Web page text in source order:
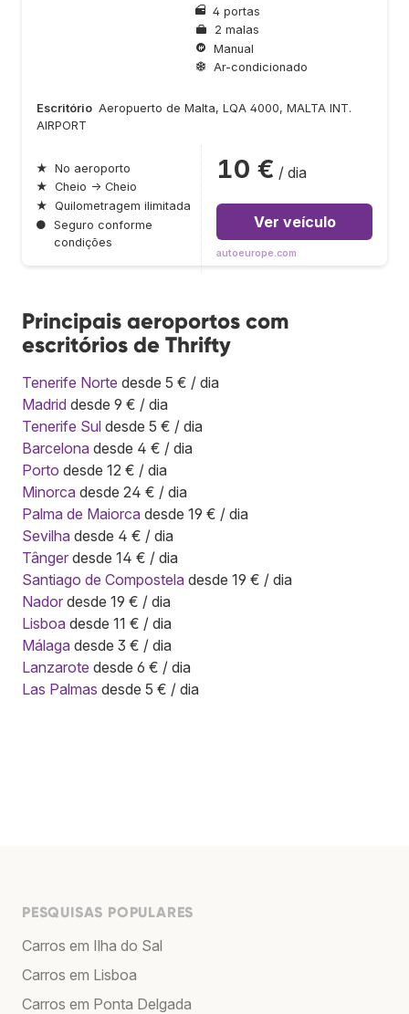
4 portas
2 malas
Manual
Ar-condicionado
Escritório Aeropuerto de Malta, LQA 4000, MALTA INT.
AIRPORT
★ No aeroporto
★ Cheio → Cheio
★ Quilometragem ilimitada
● Seguro conforme
condições
10 € / dia
Ver veículo
autoeurope.com
Principais aeroportos com
escritórios de Thrifty
Tenerife Norte desde 5 € / dia
Madrid desde 9 € / dia
Tenerife Sul desde 5 € / dia
Barcelona desde 4 € / dia
Porto desde 12 € / dia
Minorca desde 24 € / dia
Palma de Maiorca desde 19 € / dia
Sevilha desde 4 € / dia
Tânger desde 14 € / dia
Santiago de Compostela desde 19 € / dia
Nador desde 19 € / dia
Lisboa desde 11 € / dia
Málaga desde 3 € / dia
Lanzarote desde 6 € / dia
Las Palmas desde 5 € / dia
PESQUISAS POPULARES
Carros em Ilha do Sal
Carros em Lisboa
Carros em Ponta Delgada